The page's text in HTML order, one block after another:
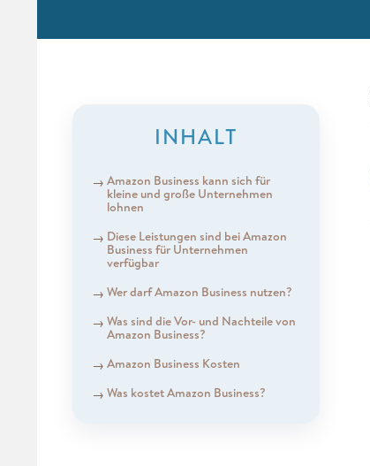
INHALT
Amazon Business kann sich für
kleine und große Unternehmen
lohnen
Diese Leistungen sind bei Amazon
Business für Unternehmen
verfügbar
Wer darf Amazon Business nutzen?
Was sind die Vor- und Nachteile von
Amazon Business?
Amazon Business Kosten
Was kostet Amazon Business?